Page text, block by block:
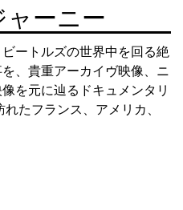
ャーニー
ートルズの世界中を回る絶
、貴重アーカイヴ映像、ニ
を元に辿るドキュメンタリ
たフランス、アメリカ、